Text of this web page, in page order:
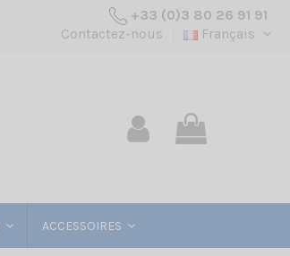
+33 (0)3 80 26 91 91
Contactez-nous
Français
ACCESSOIRES